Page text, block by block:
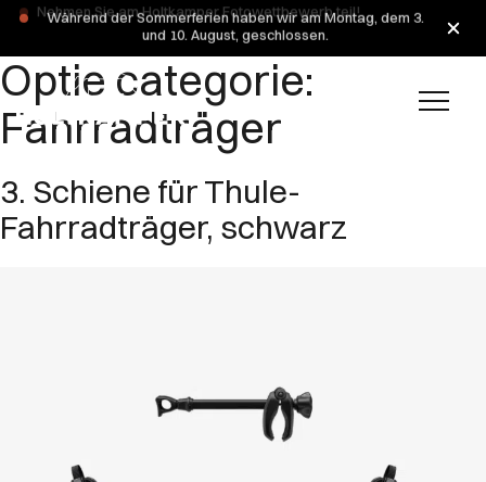
Während der Sommerferien haben wir am Montag, dem 3.
und 10. August, geschlossen.
Optie categorie:
Fahrradträger
3. Schiene für Thule-
Fahrradträger, schwarz